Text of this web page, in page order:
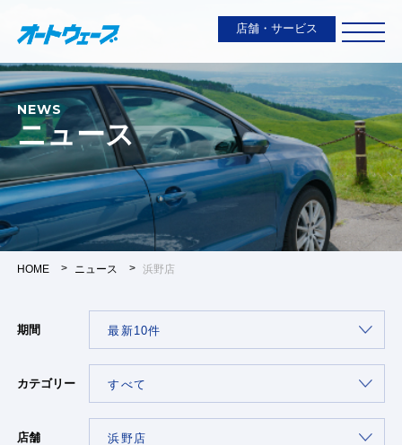
店舗・サービス
NEWS
ニュース
HOME ニュース 浜野店
期間
カテゴリー
店舗